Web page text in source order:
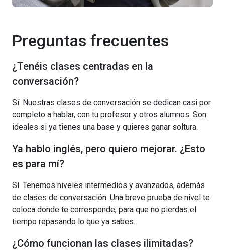
Preguntas frecuentes
¿Tenéis clases centradas en la
conversación?
Sí. Nuestras clases de conversación se dedican casi por
completo a hablar, con tu profesor y otros alumnos. Son
ideales si ya tienes una base y quieres ganar soltura.
Ya hablo inglés, pero quiero mejorar. ¿Esto
es para mí?
Sí. Tenemos niveles intermedios y avanzados, además
de clases de conversación. Una breve prueba de nivel te
coloca donde te corresponde, para que no pierdas el
tiempo repasando lo que ya sabes.
¿Cómo funcionan las clases ilimitadas?